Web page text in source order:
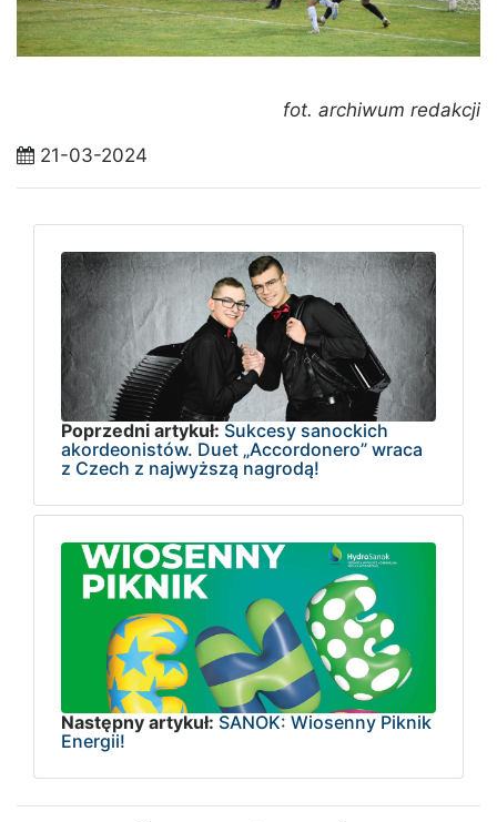
fot. archiwum redakcji
21-03-2024
Poprzedni artykuł: Sukcesy sanockich
akordeonistów. Duet „Accordonero” wraca
z Czech z najwyższą nagrodą!
Następny artykuł: SANOK: Wiosenny Piknik
Energii!